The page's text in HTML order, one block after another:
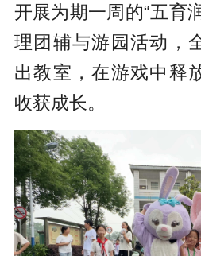
开展为期一周的“五育
理团辅与游园活动，
出教室，在游戏中释
收获成长。